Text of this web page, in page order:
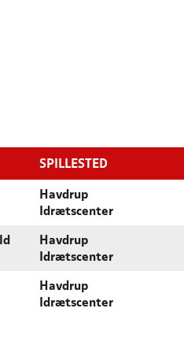
SPILLESTED
Havdrup
Idrætscenter
Havdrup
Idrætscenter
Havdrup
Idrætscenter